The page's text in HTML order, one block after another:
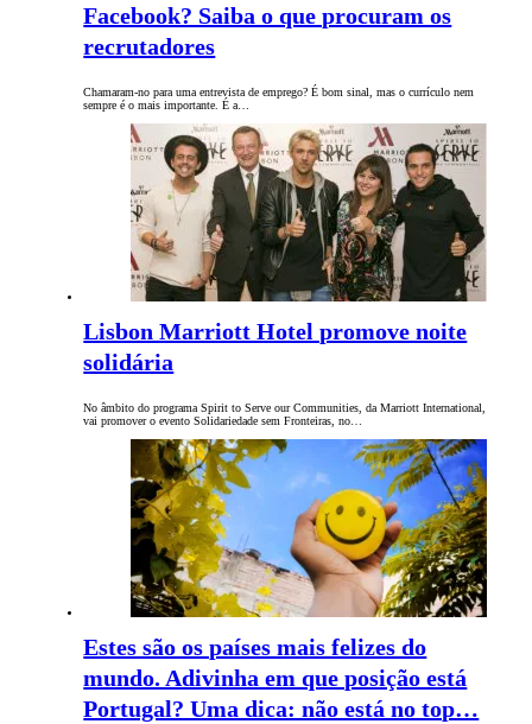
Facebook? Saiba o que procuram os
recrutadores
Chamaram-no para uma entrevista de emprego? É bom sinal, mas o currículo nem
sempre é o mais importante. É a…
Lisbon Marriott Hotel promove noite
solidária
No âmbito do programa Spirit to Serve our Communities, da Marriott International,
vai promover o evento Solidariedade sem Fronteiras, no…
Estes são os países mais felizes do
mundo. Adivinha em que posição está
Portugal? Uma dica: não está no top…